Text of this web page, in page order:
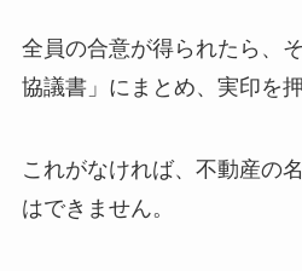
全員の合意が得られたら、
協議書」にまとめ、実印を押
これがなければ、不動産の
はできません。